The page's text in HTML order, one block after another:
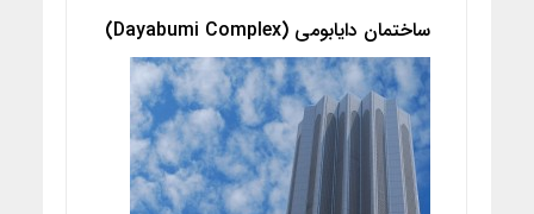
ساختمان دایابومی (Dayabumi Complex)